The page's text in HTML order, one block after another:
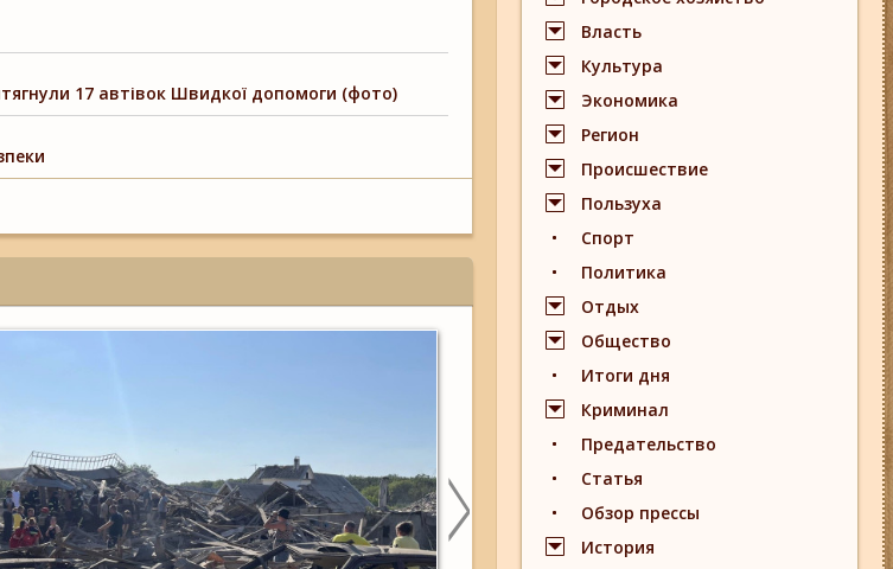
17 автівок Швидкої допомоги (фото)
Власть
Культура
Экономика
Регион
Происшествие
Пользуха
Спорт
Политика
Отдых
Общество
Итоги дня
Криминал
Предательство
Статья
Обзор прессы
История